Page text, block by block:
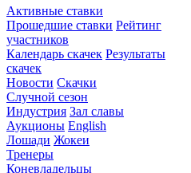
Активные ставки
Прошедшие ставки Рейтинг
участников
Календарь скачек Результаты
скачек
Новости Скачки
Случной сезон
Индустрия Зал славы
Аукционы English
Лошади Жокеи
Тренеры
Коневладельцы